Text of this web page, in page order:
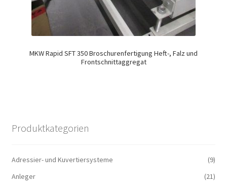
MKW Rapid SFT 350 Broschurenfertigung Heft-, Falz und
Frontschnittaggregat
Produktkategorien
Adressier- und Kuvertiersysteme
(9)
Anleger
(21)